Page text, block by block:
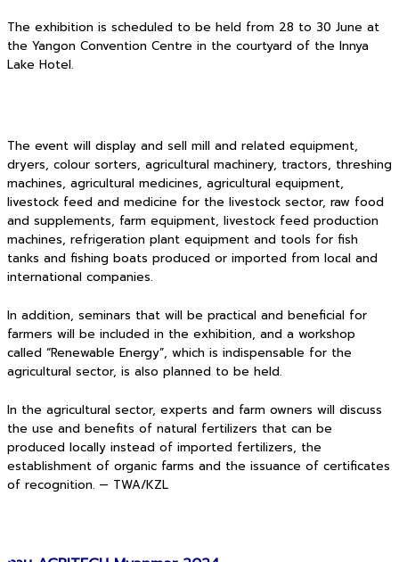
The exhibition is scheduled to be held from 28 to 30 June at
the Yangon Convention Centre in the courtyard of the Innya
Lake Hotel.
The event will display and sell mill and related equipment,
dryers, colour sorters, agricultural machinery, tractors, threshing
machines, agricultural medicines, agricultural equipment,
livestock feed and medicine for the livestock sector, raw food
and supplements, farm equipment, livestock feed production
machines, refrigeration plant equipment and tools for fish
tanks and fishing boats produced or imported from local and
international companies.
In addition, seminars that will be practical and beneficial for
farmers will be included in the exhibition, and a workshop
called “Renewable Energy”, which is indispensable for the
agricultural sector, is also planned to be held.
In the agricultural sector, experts and farm owners will discuss
the use and benefits of natural fertilizers that can be
produced locally instead of imported fertilizers, the
establishment of organic farms and the issuance of certificates
of recognition. — TWA/KZL